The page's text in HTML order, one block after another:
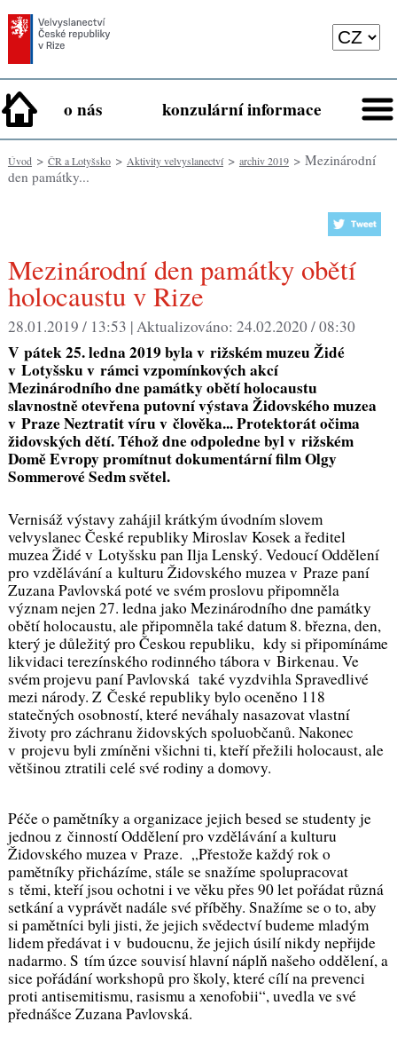
o nás konzulární informace
Úvod> ČR a Lotyšsko> Aktivity velvyslanectví> archiv 2019> Mezinárodní
den památky...
Mezinárodní den památky obětí
holocaustu v Rize
28.01.2019 / 13:53 |Aktualizováno: 24.02.2020 / 08:30
V pátek 25. ledna 2019 byla v rižském muzeu Židé
v Lotyšsku v rámci vzpomínkových akcí
Mezinárodního dne památky obětí holocaustu
slavnostně otevřena putovní výstava Židovského muzea
v PrazeNeztratit víru v člověka... Protektorát očima
židovských dětí. Téhož dne odpoledne byl v rižském
Domě Evropy promítnut dokumentární film Olgy
SommerovéSedm světel.
Vernisáž výstavy zahájil krátkým úvodním slovem
velvyslanec České republiky Miroslav Kosek a ředitel
muzea Židé v Lotyšsku pan Ilja Lenský. Vedoucí Oddělení
pro vzdělávání a kulturu Židovského muzea v Praze paní
Zuzana Pavlovská poté ve svém proslovu připomněla
význam nejen 27. ledna jako Mezinárodního dne památky
obětí holocaustu, ale připomněla také datum 8. března, den,
který je důležitý pro Českou republiku, kdy si připomínáme
likvidaci terezínského rodinného tábora v Birkenau. Ve
svém projevu paní Pavlovská také vyzdvihla Spravedlivé
mezi národy. Z České republiky bylo oceněno 118
statečných osobností, které neváhaly nasazovat vlastní
životy pro záchranu židovských spoluobčanů. Nakonec
v projevu byli zmíněni všichni ti, kteří přežili holocaust, ale
většinou ztratili celé své rodiny a domovy.
Péče o pamětníky a organizace jejich besed se studenty je
jednou z činností Oddělení pro vzdělávání a kulturu
Židovského muzea v Praze. „Přestože každý rok o
pamětníky přicházíme, stále se snažíme spolupracovat
s těmi, kteří jsou ochotni i ve věku přes 90 let pořádat různá
setkání a vyprávět nadále své příběhy. Snažíme se o to, aby
si pamětníci byli jisti, že jejich svědectví budeme mladým
lidem předávat i v budoucnu, že jejich úsilí nikdy nepřijde
nadarmo. S tím úzce souvisí hlavní náplň našeho oddělení, a
sice pořádání workshopů pro školy, které cílí na prevenci
proti antisemitismu, rasismu a xenofobii“, uvedla ve své
přednášce Zuzana Pavlovská.